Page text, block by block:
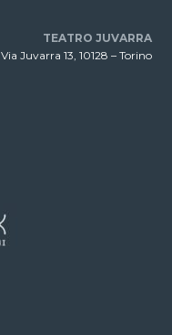
TEATRO JUVARRA
Via Juvarra 13, 10128 – Torino